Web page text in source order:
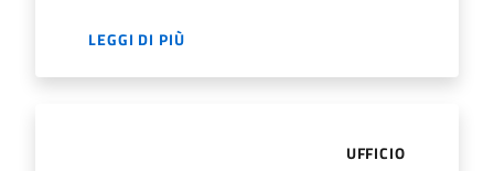
LEGGI DI PIÙ
UFFICIO